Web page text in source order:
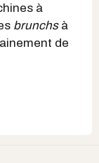
à
brunchsà
de